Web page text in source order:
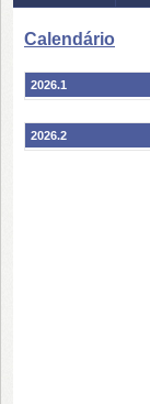
Calendário
2026.1
2026.2